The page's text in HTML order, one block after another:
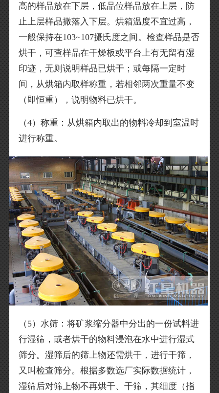
高的样品放在下层，低品位样品放在上层，防
止上层样品撒落入下层。烘箱温度不宜过高，
一般保持在103~107摄氏度之间。检查样品是否
烘干，可查样品在干燥板或平台上有无留有湿
印迹，无则说明样品已烘干；或每隔一定时
间，从烘箱内取样称重，若相邻两次重量不变
（即恒重），说明物料已烘干。
（4）称重：从烘箱内取出的物料冷却到室温时
进行称重。
（5）水筛：将矿浆缩分器中分出的一份试料进
行湿筛，或者烘干的物料浸泡在水中进行湿式
筛分。湿筛后的筛上物还需烘干，进行干筛，
又叫检查筛分。根据多数选厂实际数据统计，
湿筛后对筛上物不再烘干、干筛，其细度（指